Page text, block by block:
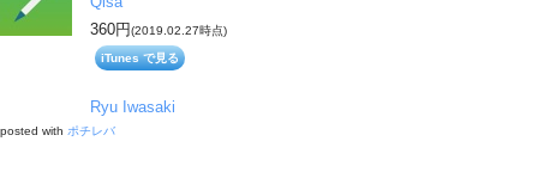
360円(2019.02.27時点)
iTunes で見る
Ryu Iwasaki
posted with ポチレバ